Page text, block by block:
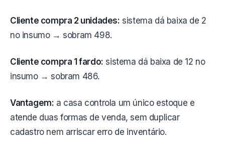
Cliente compra 2 unidades: sistema dá baixa de 2
no insumo → sobram 498.
Cliente compra 1 fardo: sistema dá baixa de 12 no
insumo → sobram 486.
Vantagem: a casa controla um único estoque e
atende duas formas de venda, sem duplicar
cadastro nem arriscar erro de inventário.